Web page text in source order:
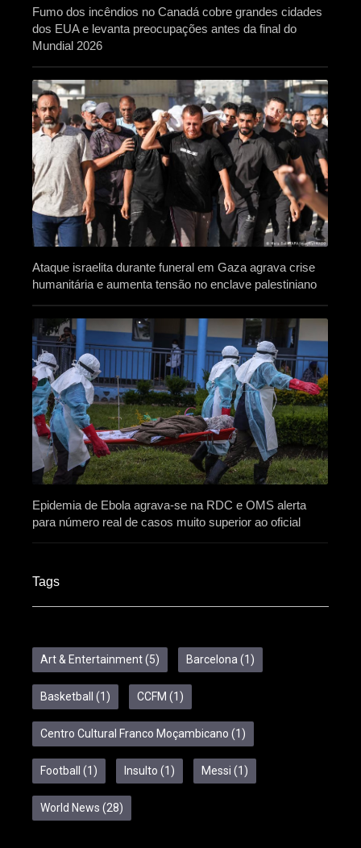
Fumo dos incêndios no Canadá cobre grandes cidades
dos EUA e levanta preocupações antes da final do
Mundial 2026
Ataque israelita durante funeral em Gaza agrava crise
humanitária e aumenta tensão no enclave palestiniano
Epidemia de Ebola agrava-se na RDC e OMS alerta
para número real de casos muito superior ao oficial
Tags
Art & Entertainment(5) Barcelona (1)
Basketball (1) CCFM (1)
Centro Cultural Franco Moçambicano (1)
Football (1) Insulto (1) Messi (1)
World News (28)